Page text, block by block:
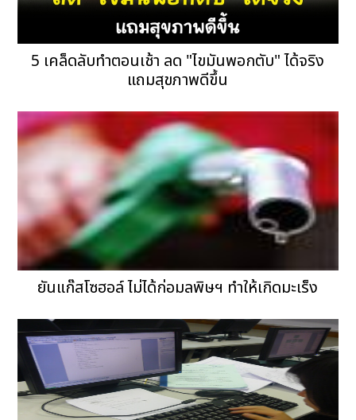
5 เคล็ดลับทำตอนเช้า ลด "ไขมันพอกตับ" ได้จริง
แถมสุขภาพดีขึ้น
ยันแก๊สโซฮอล์ ไม่ได้ก่อมลพิษฯ ทำให้เกิดมะเร็ง